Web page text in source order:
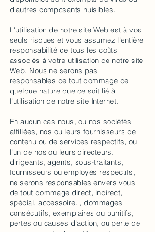
d'autres composants nuisibles.
L'utilisation de notre site Web est à vos
seuls risques et vous assumez l'entière
responsabilité de tous les coûts
associés à votre utilisation de notre site
Web. Nous ne serons pas
responsables de tout dommage de
quelque nature que ce soit lié à
l'utilisation de notre site Internet.
En aucun cas nous, ou nos sociétés
affiliées, nos ou leurs fournisseurs de
contenu ou de services respectifs, ou
l'un de nos ou leurs directeurs,
dirigeants, agents, sous-traitants,
fournisseurs ou employés respectifs,
ne serons responsables envers vous
de tout dommage direct, indirect,
spécial, accessoire. , dommages
consécutifs, exemplaires ou punitifs,
pertes ou causes d'action, ou perte de